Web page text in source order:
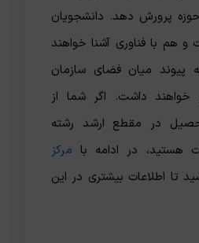
پرورش دهد. دانشجویان
هم با فناوری آشنا خواهند
پیوند میان فضای سازمان
داشت. اگر شما از
در مقطع ارشد رشته
هستید، در ادامه با مرکز
تا اطلاعات بیشتری در این